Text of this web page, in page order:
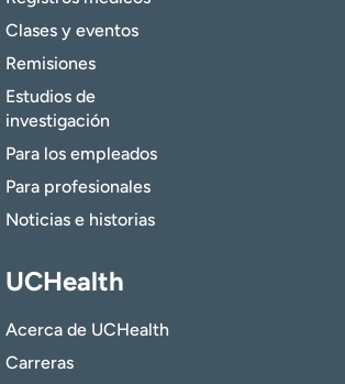
Clases y eventos
Remisiones
Estudios de
investigación
Para los empleados
Para profesionales
Noticias e historias
UCHealth
Acerca de UCHealth
Carreras